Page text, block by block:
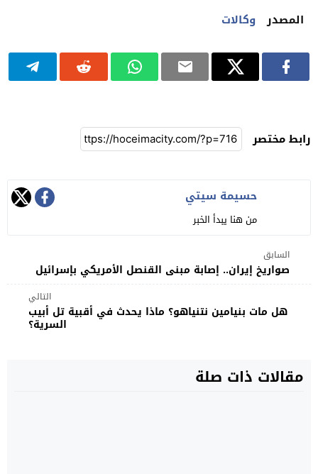
المصدر وكالات
رابط مختصر
حسيمة سيتي
من هنا يبدأ الخبر
السابق
صواريخ إيران.. إصابة مبنى القنصل الأمريكي بإسرائيل
التالي
هل مات بنيامين نتنياهو؟ ماذا يحدث في أقبية تل أبيب
السرية؟
مقالات ذات صلة